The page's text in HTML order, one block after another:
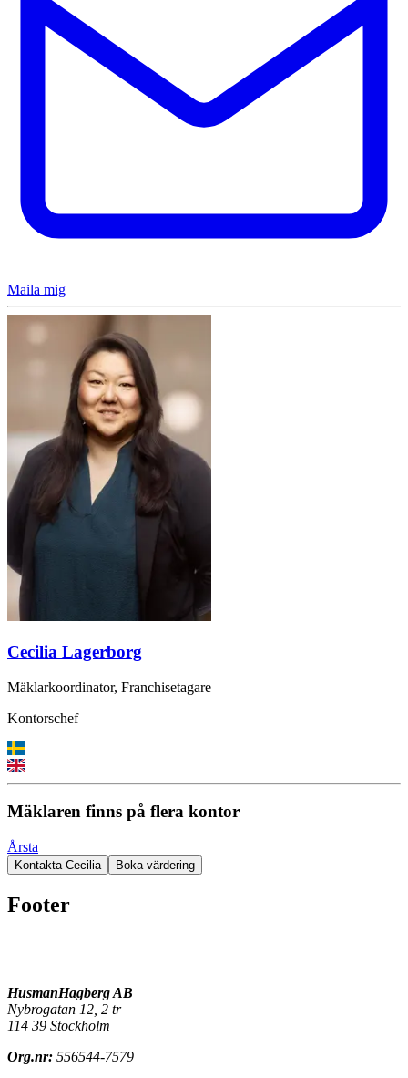
Maila mig
Cecilia Lagerborg
Mäklarkoordinator, Franchisetagare
Kontorschef
Mäklaren finns på flera kontor
Årsta
Kontakta Cecilia Boka värdering
Footer
HusmanHagberg AB
Nybrogatan 12, 2 tr
114 39 Stockholm
Org.nr: 556544-7579